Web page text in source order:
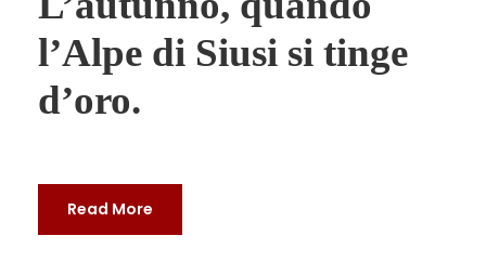
l’Alpe di Siusi si tinge
d’oro.
Read More